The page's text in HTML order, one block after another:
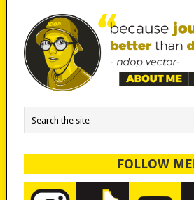
FOLLOW